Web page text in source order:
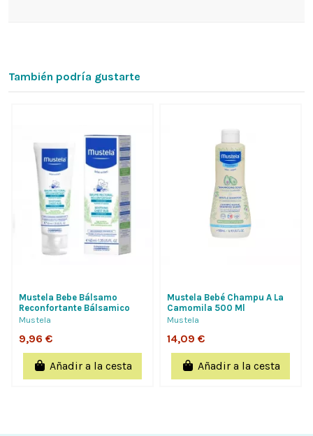
También podría gustarte
Mustela Bebe Bálsamo
Reconfortante Bálsamico
Pectoral 40Ml
Mustela
9,96 €
Añadir a la cesta
Mustela Bebé Champu A La
Camomila 500 Ml
Mustela
14,09 €
Añadir a la cesta